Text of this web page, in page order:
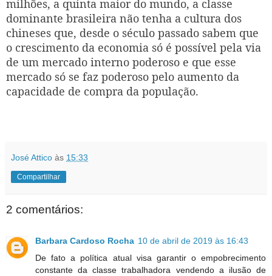
milhões, a quinta maior do mundo, a classe
dominante brasileira não tenha a cultura dos
chineses que, desde o século passado sabem que
o crescimento da economia só é possível pela via
de um mercado interno poderoso e que esse
mercado só se faz poderoso pelo aumento da
capacidade de compra da população.
José Attico às 15:33
Compartilhar
2 comentários:
Barbara Cardoso Rocha 10 de abril de 2019 às 16:43
De fato a política atual visa garantir o empobrecimento
constante da classe trabalhadora vendendo a ilusão de